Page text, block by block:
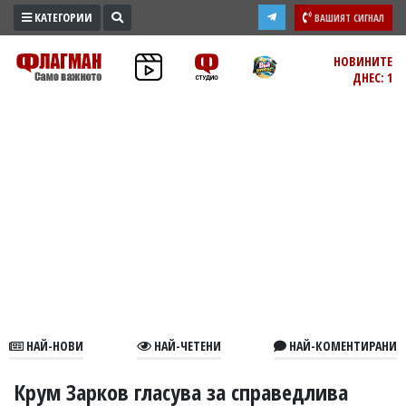
ПРОМО
ЗОНА
В
КАТЕГОРИИ ВАШИЯТ СИГНАЛ
НОВИНИТЕ
ДНЕС: 1
НАЙ-НОВИ НАЙ-ЧЕТЕНИ НАЙ-КОМЕНТИРАНИ
Крум Зарков гласува за справедлива